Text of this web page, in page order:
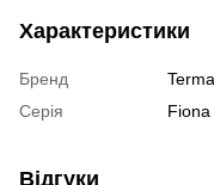
Характеристики
Бренд
Terma
Серія
Відгуки